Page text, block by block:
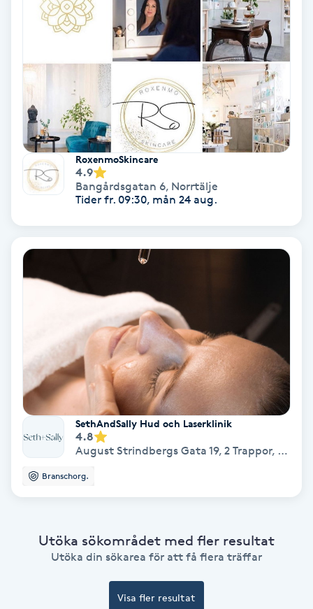
Color correction
Damklippning
Dermapen
Diamantslipning
Extensions
Extensions borttagning
Eyeliner-tatuering
Face framing
Faceliftmassage
RoxenmoSkincare
4.9
Bangårdsgatan 6, Norrtälje
Tider fr. 09:30, mån 24 aug.
SethAndSally Hud och Laserklinik
4.8
August Strindbergs Gata 19, 2 Trappor,
Branschorg.
Utöka sökområdet med fler resultat
Utöka din sökarea för att få flera träffar
Visa fler resultat